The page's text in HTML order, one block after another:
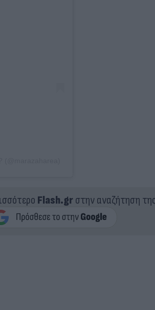
Flash.grστην αναζήτηση